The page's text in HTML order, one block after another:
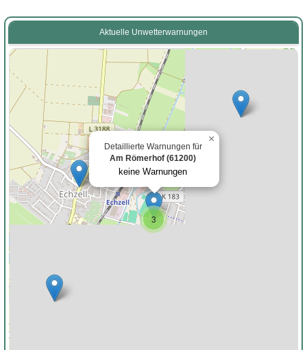
Aktuelle Unwetterwarnungen
3
Detaillierte Warnungen für
Am Römerhof (61200)
keine Warnungen
×